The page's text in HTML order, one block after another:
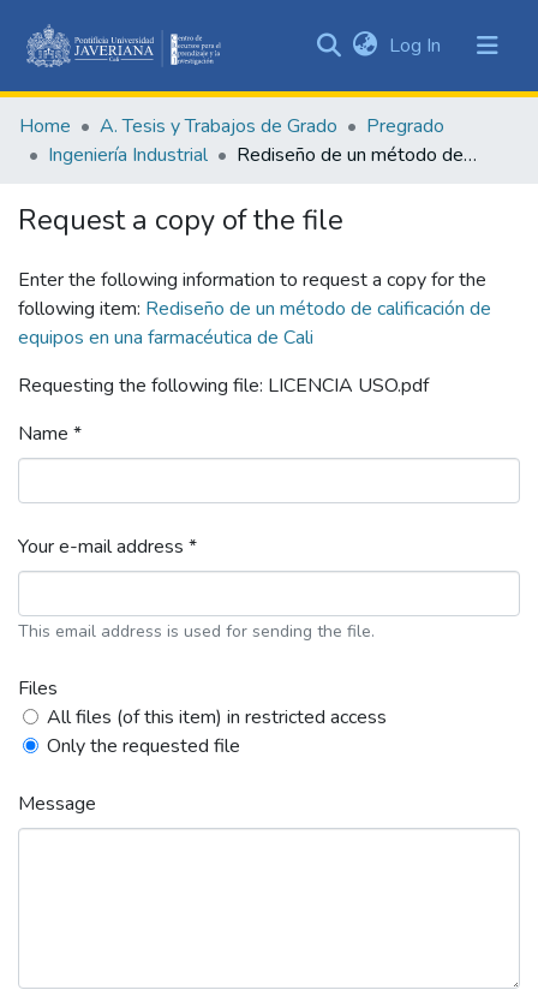
&
Collections
Log In (current)
Home A. Tesis y Trabajos de Grado
Pregrado
Ingeniería Industrial
Rediseño de un método de calificación de equipos en una farmacéutica de Cali
Request a copy of the file
Enter the following information to request a copy for the
following item: Rediseño de un método de calificación de
equipos en una farmacéutica de Cali
Requesting the following file: LICENCIA USO.pdf
Name *
Your e-mail address *
This email address is used for sending the file.
Files
All files (of this item) in restricted access
Only the requested file
Message